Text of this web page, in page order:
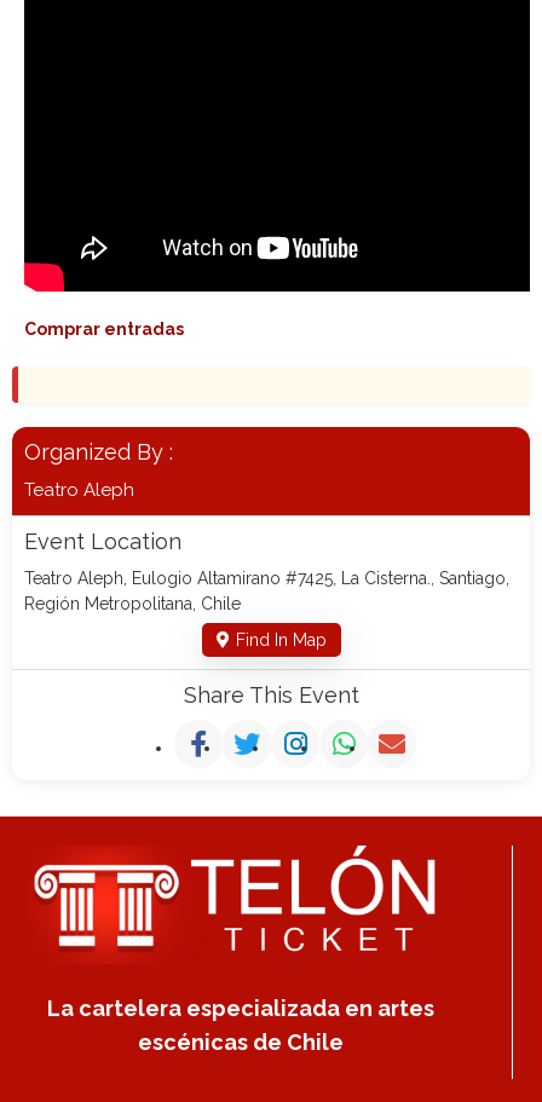
Comprar entradas
Organized By :
Teatro Aleph
Event Location
Teatro Aleph, Eulogio Altamirano #7425, La Cisterna., Santiago,
Región Metropolitana, Chile
Find In Map
Share This Event
La cartelera especializada en artes
escénicas de Chile